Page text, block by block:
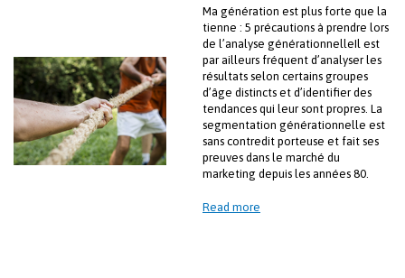
Ma génération est plus forte que la
tienne : 5 précautions à prendre lors
de l’analyse générationnelleIl est
par ailleurs fréquent d’analyser les
résultats selon certains groupes
d’âge distincts et d’identifier des
tendances qui leur sont propres. La
segmentation générationnelle est
sans contredit porteuse et fait ses
preuves dans le marché du
marketing depuis les années 80.
Read more